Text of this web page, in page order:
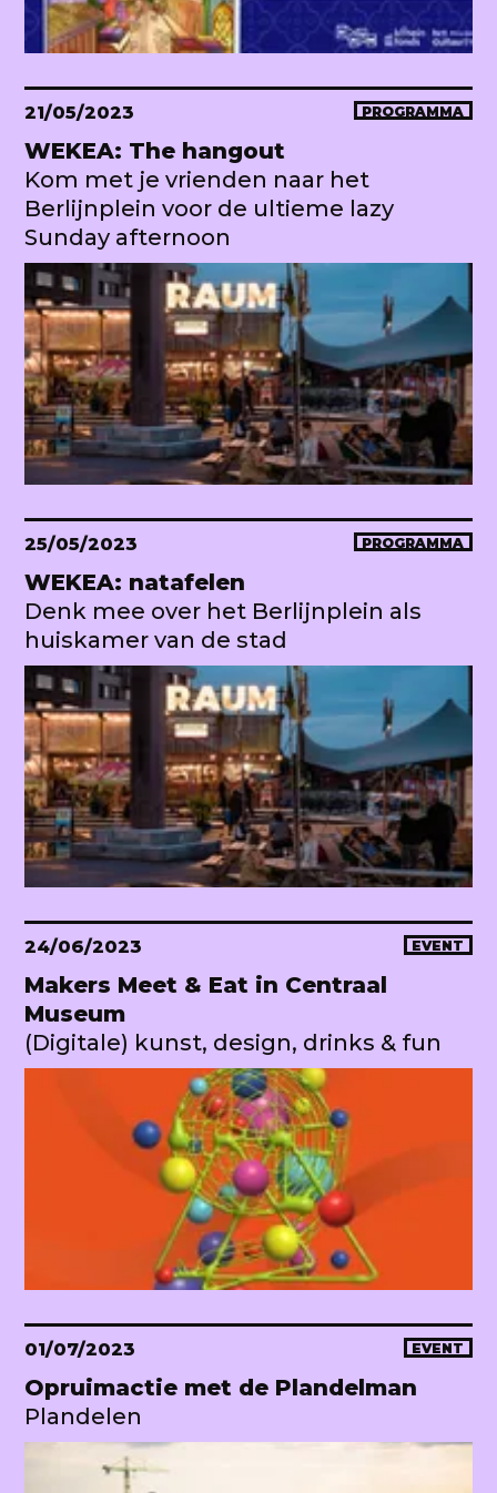
21/05/2023 PROGRAMMA
WEKEA: The hangout
Kom met je vrienden naar het
Berlijnplein voor de ultieme lazy
Sunday afternoon
25/05/2023 PROGRAMMA
WEKEA: natafelen
Denk mee over het Berlijnplein als
huiskamer van de stad
24/06/2023 EVENT
Makers Meet & Eat in Centraal
Museum
(Digitale) kunst, design, drinks & fun
01/07/2023 EVENT
Opruimactie met de Plandelman
Plandelen